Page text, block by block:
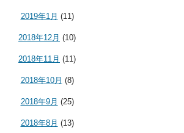
2019年1月 (11)
2018年12月 (10)
2018年11月 (11)
2018年10月 (8)
2018年9月 (25)
2018年8月 (13)